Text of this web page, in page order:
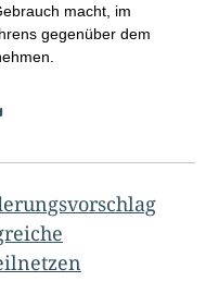
macht, im
gegenüber dem